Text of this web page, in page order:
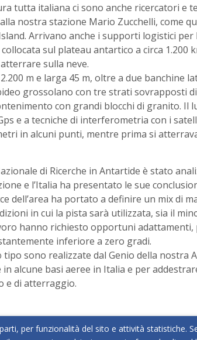
tutta italiana ci sono anche ricercatori e
nostra stazione Mario Zucchelli, come
Arrivano anche i supporti logistici per
sul plateau antartico a circa 1.200
sulla neve.
m e larga 45 m, oltre a due banchine
grossolano con tre strati sovrapposti
con grandi blocchi di granito. Il
e a tecniche di interferometria con i
in alcuni punti, mentre prima si
di Ricerche in Antartide è stato
e l’Italia ha presentato le sue
dell’area ha portato a definire un mix di
in cui la pista sarà utilizzata, sia il
hanno richiesto opportuni adattamenti,
inferiore a zero gradi.
sono realizzate dal Genio della nostra
alcune basi aeree in Italia e per
e di atterraggio.
per funzionalità del sito e attività statistiche.